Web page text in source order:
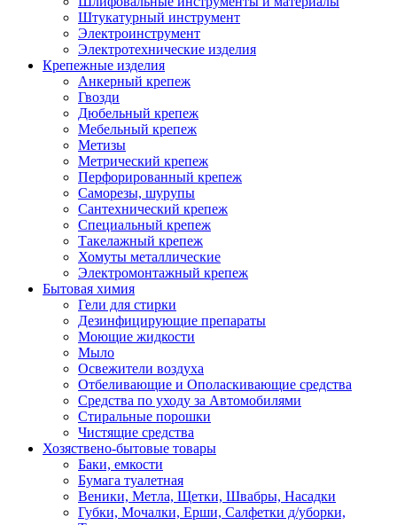
Штукатурный инструмент
Электроинструмент
Электротехнические изделия
Крепежные изделия
Анкерный крепеж
Гвозди
Дюбельный крепеж
Мебельный крепеж
Метизы
Метрический крепеж
Перфорированный крепеж
Саморезы, шурупы
Сантехнический крепеж
Специальный крепеж
Такелажный крепеж
Хомуты металлические
Электромонтажный крепеж
Бытовая химия
Гели для стирки
Дезинфицирующие препараты
Моющие жидкости
Мыло
Освежители воздуха
Отбеливающие и Ополаскивающие средства
Средства по уходу за Автомобилями
Стиральные порошки
Чистящие средства
Хозяствено-бытовые товары
Баки, емкости
Бумага туалетная
Веники, Метла, Щетки, Швабры, Насадки
Губки, Мочалки, Ерши, Салфетки д/уборки,